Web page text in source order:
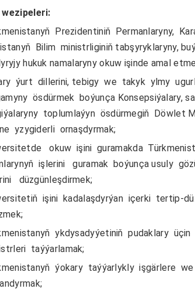
wezipeleri:
Prezidentiniň Permanlaryny,
Bilim ministrliginiň tabşyryklaryny,
hukuk namalaryny okuw işinde amal
ýurt dillerini, tebigy we takyk ylmy
ösdürmek boýunça Konsepsiýalary,
toplumlaýyn ösdürmegiň Döwlet
yzygiderli ornaşdyrmak;
okuw işini guramakda
işlerini guramak boýunça usuly
düzgünleşdirmek;
işini kadalaşdyrýan içerki tertip-
ykdysadyýetiniň pudaklary üçin
taýýarlamak;
ýokary taýýarlykly işgärlere we